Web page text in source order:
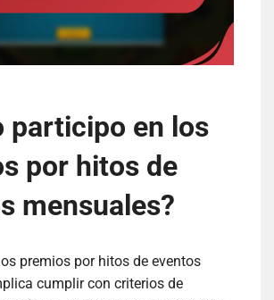
participo en los
por hitos de
mensuales?
premios por hitos de eventos
cumplir con criterios de